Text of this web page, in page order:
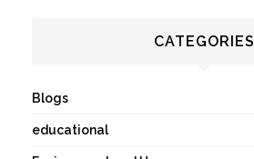
CATEGORIES
Blogs
educational